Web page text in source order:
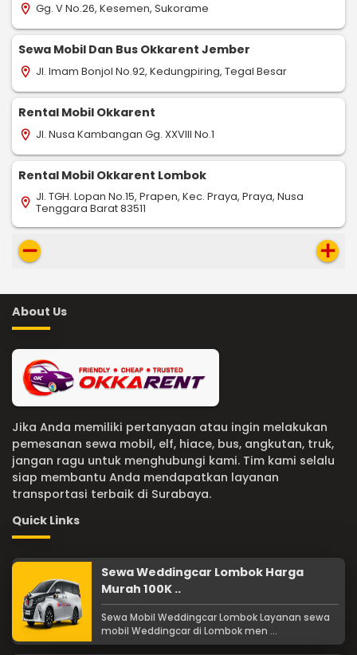
location_on Gg. V No.26, Kesemen, Sukorame
Sewa Mobil Dan Bus Okkarent Jember
location_on Jl. Imam Bonjol No.92, Kedungpiring, Tegal Besar
Rental Mobil Okkarent
location_on Jl. Nusa Kambangan Gg. XXVIII No.1
Rental Mobil Okkarent Lombok
location_on Jl. TGH. Lopan No.15, Prapen, Kec. Praya, Praya, Nusa
Tenggara Barat 83511
remove add
About Us
Jika Anda memiliki pertanyaan atau ingin melakukan
pemesanan sewa mobil, elf, hiace, bus, angkutan, truk,
jangan ragu untuk menghubungi kami. Tim kami selalu
siap membantu Anda mendapatkan layanan
transportasi terbaik di Surabaya.
Quick Links
Sewa Weddingcar Lombok Harga
Murah 100K ..
Sewa Mobil Weddingcar Lombok Layanan sewa
mobil Weddingcar di Lombok men ...